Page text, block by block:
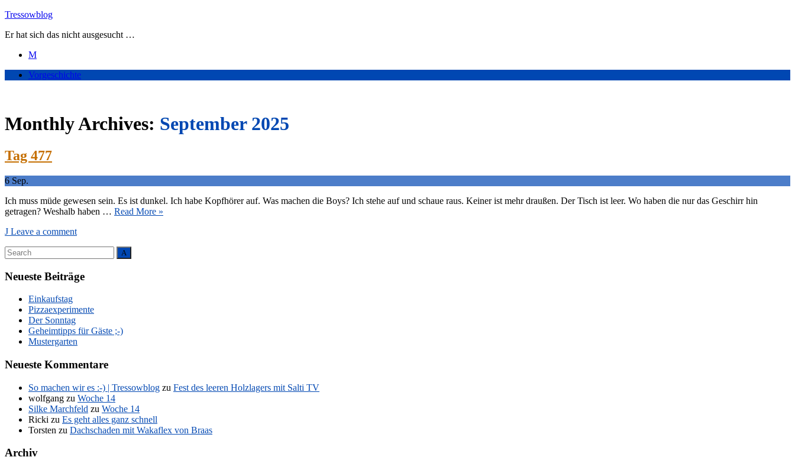
Skip
content
Tressowblog
Er hat sich das nicht ausgesucht …
Vorgeschichte
Monthly Archives: September 2025
Tag 477
6 Sep.
Ich muss müde gewesen sein. Es ist dunkel. Ich habe Kopfhörer auf. Was machen die Boys? Ich stehe auf und schaue raus. Keiner ist mehr draußen. Der Tisch ist leer. Wo haben die nur das Geschirr hin
getragen? Weshalb haben … Read More »
Leave a comment
Search
for:
Search
Neueste Beiträge
Einkaufstag
Pizzaexperimente
Der Sonntag
Geheimtipps für Gäste ;-)
Mustergarten
Neueste Kommentare
So machen wir es :-) | Tressowblog zu Fest des leeren Holzlagers mit Salti TV
wolfgang zu Woche 14
Silke Marchfeld zu Woche 14
Ricki zu Es geht alles ganz schnell
Torsten zu Dachschaden mit Wakaflex von Braas
Archiv